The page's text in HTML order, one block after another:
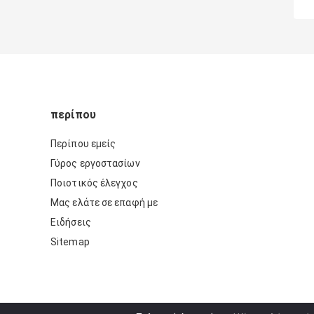
περίπου
Περίπου εμείς
Γύρος εργοστασίων
Ποιοτικός έλεγχος
Μας ελάτε σε επαφή με
Ειδήσεις
Sitemap